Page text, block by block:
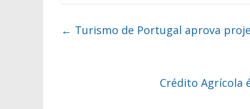
← Turismo de Portugal aprova
Crédito Agrícola